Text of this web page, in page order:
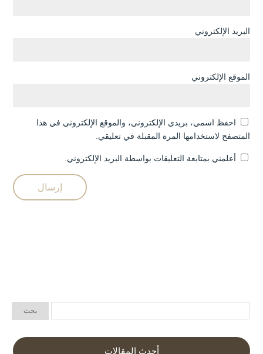
البريد الإلكتروني
الموقع الإلكتروني
احفظ اسمي، بريدي الإلكتروني، والموقع الإلكتروني في هذا
المتصفح لاستخدامها المرة المقبلة في تعليقي.
أعلمني بمتابعة التعليقات بواسطة البريد الإلكتروني.
أحدث المقالات